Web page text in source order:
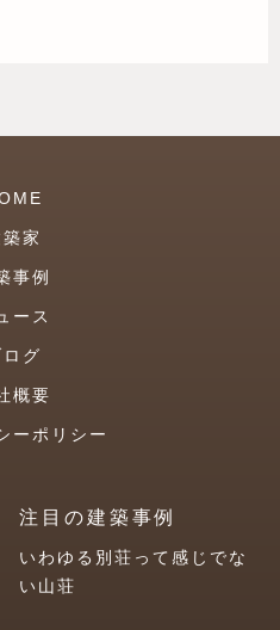
家
事例
ース
ログ
概要
ーポリシー
注目の建築事例
いわゆる別荘って感じでな
い山荘